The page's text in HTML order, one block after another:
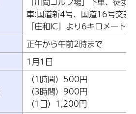
車:国道新4号、国道16号交差
「庄和IC」より6キロメート
正午から午前2時まで
1月1日
（1時間）500円
（3時間）900円
（1日）1,200円